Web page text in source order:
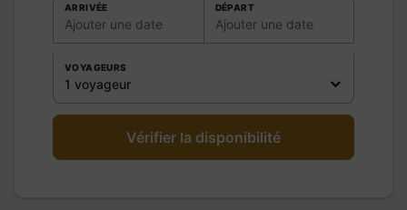
ARRIVÉE
Ajouter une date
DÉPART
Ajouter une date
VOYAGEURS
1 voyageur
Vérifier la disponibilité